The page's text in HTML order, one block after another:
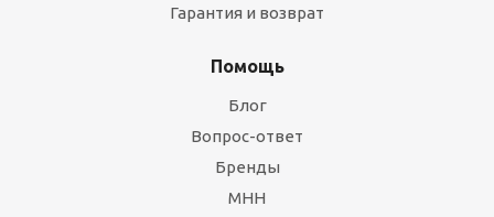
Гарантия и возврат
Помощь
Блог
Вопрос-ответ
Бренды
МНН